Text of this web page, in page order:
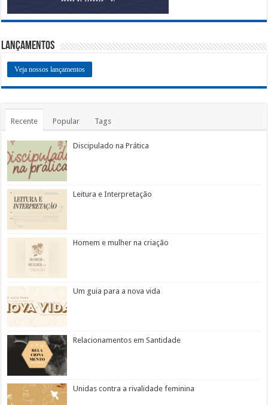
Lançamentos
Veja nossos lançamentos
Recente Popular Tags
Discipulado na Prática
Leitura e Interpretação
Homem e mulher na criação
Um guia para a nova vida
Relacionamentos em Santidade
Unidas contra a rivalidade feminina